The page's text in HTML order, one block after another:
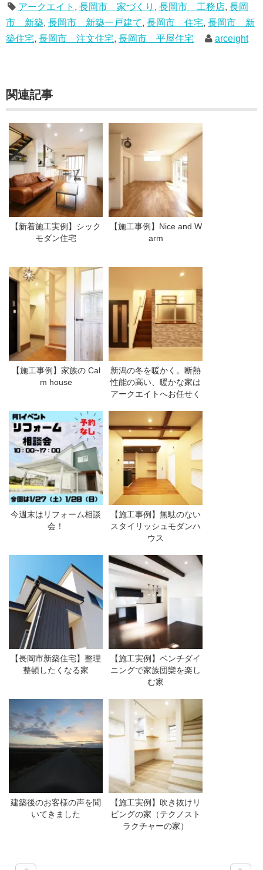
アークエイト , 長岡市 家づくり , 長岡市 工務店, 長岡
市 新築, 長岡市 新築一戸建て, 長岡市 住宅, 長岡市 新
築住宅, 長岡市 注文住宅, 長岡市 平屋住宅 arceight
関連記事
【新着施工実例】シック
モダン住宅
【施工事例】Nice and W
arm
【施工事例】家族の Cal
m house
新潟の冬を暖かく。断熱
性能の高い、暖かな家は
アークエイトへお任せく
今週末はリフォーム相談
会！
【施工事例】無駄のない
スタイリッシュモダンハ
ウス
【長岡市新築住宅】整理
整頓したくなる家
【施工実例】ベンチダイ
ニングで家族団欒を楽し
む家
建築後のお客様の声を聞
いてきました
【施工実例】吹き抜けリ
ビングの家（テクノスト
ラクチャーの家）